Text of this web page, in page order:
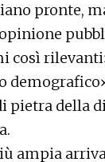
pronte,
così
pietra della
ampia